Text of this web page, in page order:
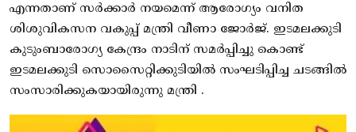
എന്നതാണ് സര്‍ക്കാര്‍ നയമെന്ന് ആരോഗ്യം വനിത
ശിശുവികസന വകുപ്പ് മന്ത്രി വീണാ ജോര്‍ജ്. ഇടമലക്കുടി
കുടുംബാരോഗ്യ കേന്ദ്രം നാടിന് സമര്‍പ്പിച്ചു കൊണ്ട്
ഇടമലക്കുടി സൊസൈറ്റിക്കുടിയില്‍ സംഘടിപ്പിച്ച ചടങ്ങില്‍
സംസാരിക്കുകയായിരുന്നു മന്ത്രി .